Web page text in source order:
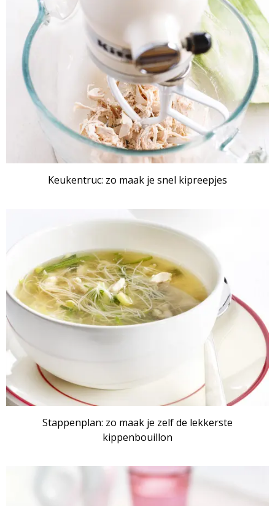
Keukentruc: zo maak je snel kipreepjes
Stappenplan: zo maak je zelf de lekkerste
kippenbouillon